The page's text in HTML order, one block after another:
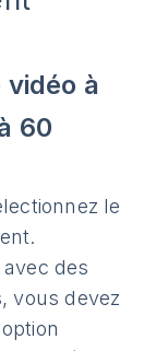
à
60
le
des
vous devez